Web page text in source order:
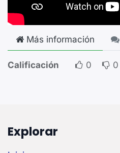
Más información
Calificación 0 0
Explorar